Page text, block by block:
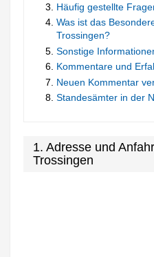
Häufig gestellte
Was ist das
Trossingen?
Sonstige
Kommentare und
Neuen Kommentar
Standesämter in der
1. Adresse und
Trossingen